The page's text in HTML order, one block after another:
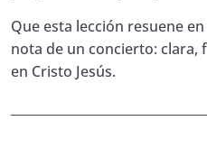
Quiz Biblia 27. Manual de
Bíblico
Que esta lección resuene
nota de un concierto: clara,
en Cristo Jesús.